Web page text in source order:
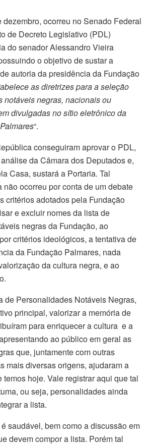
dezembro, ocorreu no Senado Federal
de Decreto Legislativo (PDL)
do senador Alessandro Vieira
o objetivo de sustar a
autoria da presidência da Fundação
as diretrizes para a seleção
notáveis negras, nacionais ou
divulgadas no sítio eletrônico da
“.
conseguiram aprovar o PDL,
da Câmara dos Deputados e,
Casa, sustará a Portaria. Tal
ocorreu por conta de um debate
critérios adotados pela Fundação
e excluir nomes da lista de
negras da Fundação, ao
critérios ideológicos, a tentativa de
da Fundação Palmares, nada
da cultura negra, e ao
de Personalidades Notáveis Negras,
principal, valorizar a memória de
para enriquecer a cultura e a
ao público em geral as
que, juntamente com outras
mais diversas origens, ajudaram a
temos hoje. Vale registrar aqui que tal
ou seja, personalidades ainda
a lista.
saudável, bem como a discussão em
devem compor a lista. Porém tal